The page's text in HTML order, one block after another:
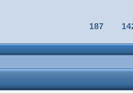
187